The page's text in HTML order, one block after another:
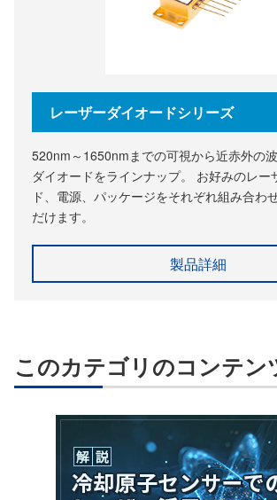
レーザーダイオードシリーズ
520nm～1650nmまでの可視から近赤外の
ダイオードをラインナップ。 お好みのレー
ド、電源、パッケージをそれぞれ組み合わ
だけます。
製品詳細
このカテゴリのコンテン